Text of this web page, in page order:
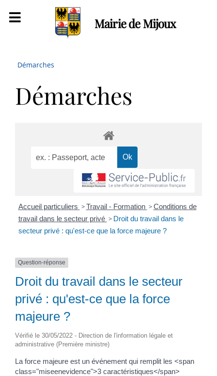
Mairie de Mijoux
Démarches
Démarches
Accueil particuliers > Travail - Formation > Conditions de
travail dans le secteur privé > Droit du travail dans le
secteur privé : qu'est-ce que la force majeure ?
Question-réponse
Droit du travail dans le secteur
privé : qu'est-ce que la force
majeure ?
Vérifié le 30/05/2022 - Direction de l'information légale et
administrative (Première ministre)
La force majeure est un événement qui remplit les <span
class="miseenevidence">3 caractéristiques</span>